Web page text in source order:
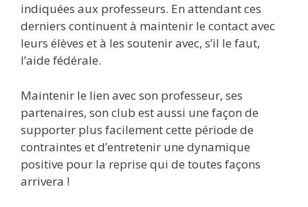
indiquées aux professeurs. En attendant ces
derniers continuent à maintenir le contact avec
leurs élèves et à les soutenir avec, s’il le faut,
l’aide fédérale.
Maintenir le lien avec son professeur, ses
partenaires, son club est aussi une façon de
supporter plus facilement cette période de
contraintes et d’entretenir une dynamique
positive pour la reprise qui de toutes façons
arrivera !